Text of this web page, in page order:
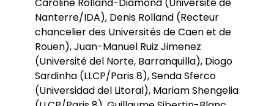
Nanterre/IDA), Denis Rolland (Recteur
chancelier des Universités de Caen et de
Rouen), Juan-Manuel Ruiz Jimenez
(Université del Norte, Barranquilla), Diogo
Sardinha (LLCP/Paris 8), Senda Sferco
(Universidad del Litoral), Mariam Shengelia